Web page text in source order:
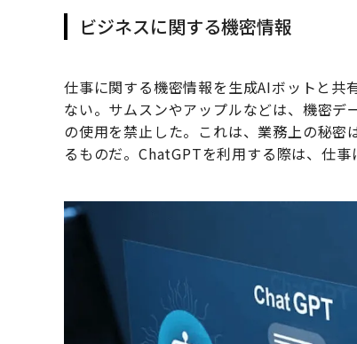
ビジネスに関する機密情報
仕事に関する機密情報を生成AIボットと共
ない。サムスンやアップルなどは、機密
の使用を禁止した。これは、業務上の秘
るものだ。ChatGPTを利用する際は、仕